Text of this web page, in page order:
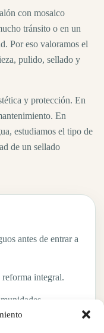
con mosaico
tránsito o en un
Por eso valoramos el
pulido, sellado y
y protección. En
En
estudiamos el tipo de
de un sellado
antes de entrar a
reforma integral.